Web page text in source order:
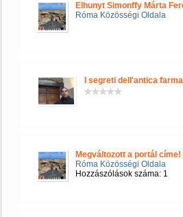
Elhunyt Simonffy Márta
Róma Közösségi Oldala
I segreti dell'antica
Megváltozott a portál címe!
Róma Közösségi Oldala
Hozzászólások száma: 1